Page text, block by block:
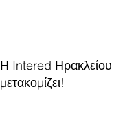
Η Intered Ηρακλείου
μετακομίζει!